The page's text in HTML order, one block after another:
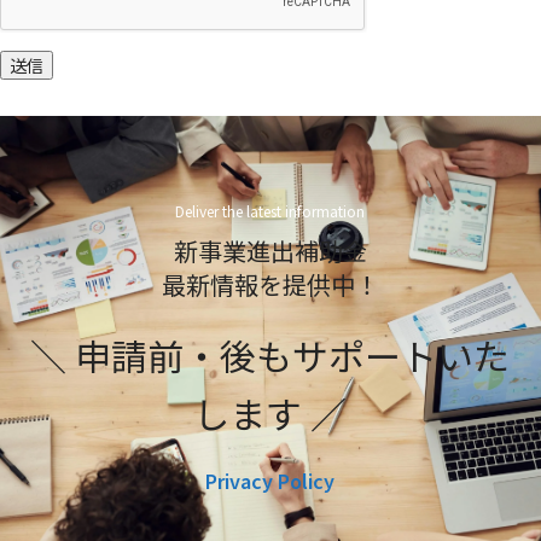
送信
Deliver the latest information
新事業進出補助金
最新情報を提供中！
＼ 申請前・後もサポートいた
します ／
Privacy Policy